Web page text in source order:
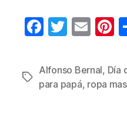
F
c
e
T
tt
er
E
ail
e
Etiquetas
Alfonso Bernal, Día
para papá, ropa